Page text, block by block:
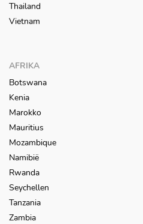
Thailand
Vietnam
AFRIKA
Botswana
Kenia
Marokko
Mauritius
Mozambique
Namibië
Rwanda
Seychellen
Tanzania
Zambia